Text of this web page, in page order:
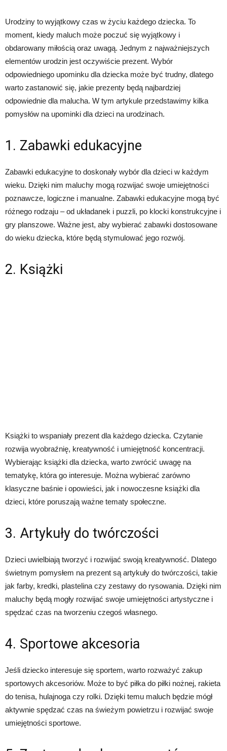
Urodziny to wyjątkowy czas w życiu każdego dziecka. To
moment, kiedy maluch może poczuć się wyjątkowy i
obdarowany miłością oraz uwagą. Jednym z najważniejszych
elementów urodzin jest oczywiście prezent. Wybór
odpowiedniego upominku dla dziecka może być trudny, dlatego
warto zastanowić się, jakie prezenty będą najbardziej
odpowiednie dla malucha. W tym artykule przedstawimy kilka
pomysłów na upominki dla dzieci na urodzinach.
1. Zabawki edukacyjne
Zabawki edukacyjne to doskonały wybór dla dzieci w każdym
wieku. Dzięki nim maluchy mogą rozwijać swoje umiejętności
poznawcze, logiczne i manualne. Zabawki edukacyjne mogą być
różnego rodzaju – od układanek i puzzli, po klocki konstrukcyjne i
gry planszowe. Ważne jest, aby wybierać zabawki dostosowane
do wieku dziecka, które będą stymulować jego rozwój.
2. Książki
Książki to wspaniały prezent dla każdego dziecka. Czytanie
rozwija wyobraźnię, kreatywność i umiejętność koncentracji.
Wybierając książki dla dziecka, warto zwrócić uwagę na
tematykę, która go interesuje. Można wybierać zarówno
klasyczne baśnie i opowieści, jak i nowoczesne książki dla
dzieci, które poruszają ważne tematy społeczne.
3. Artykuły do twórczości
Dzieci uwielbiają tworzyć i rozwijać swoją kreatywność. Dlatego
świetnym pomysłem na prezent są artykuły do twórczości, takie
jak farby, kredki, plastelina czy zestawy do rysowania. Dzięki nim
maluchy będą mogły rozwijać swoje umiejętności artystyczne i
spędzać czas na tworzeniu czegoś własnego.
4. Sportowe akcesoria
Jeśli dziecko interesuje się sportem, warto rozważyć zakup
sportowych akcesoriów. Może to być piłka do piłki nożnej, rakieta
do tenisa, hulajnoga czy rolki. Dzięki temu maluch będzie mógł
aktywnie spędzać czas na świeżym powietrzu i rozwijać swoje
umiejętności sportowe.